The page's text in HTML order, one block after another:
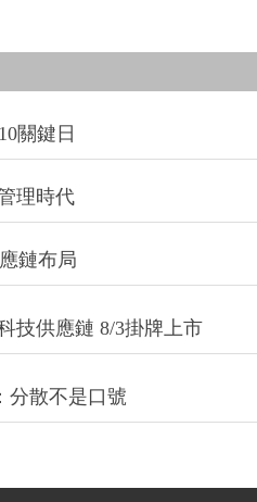
關鍵日
理時代
鏈布局
技供應鏈 8/3掛牌上市
分散不是口號